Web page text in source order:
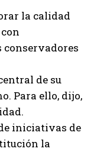
la calidad
conservadores
de su
Para ello, dijo,
iniciativas de
la